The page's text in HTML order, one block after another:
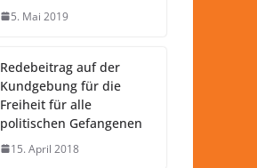
5. Mai 2019
Redebeitrag auf der
Kundgebung für die
Freiheit für alle
politischen Gefangenen
15. April 2018